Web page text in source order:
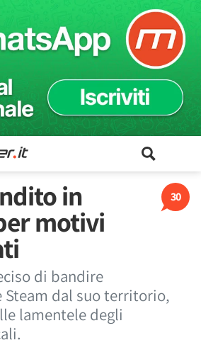
30
in
motivi
di bandire
dal suo territorio,
lamentele degli